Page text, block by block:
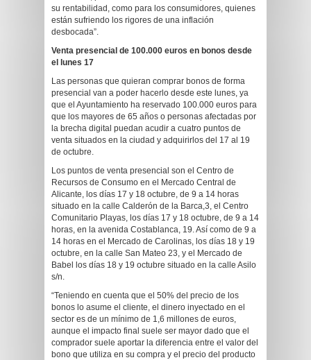
su rentabilidad, como para los consumidores, quienes
están sufriendo los rigores de una inflación
desbocada”.
Venta presencial de 100.000 euros en bonos desde
el lunes 17
Las personas que quieran comprar bonos de forma
presencial van a poder hacerlo desde este lunes, ya
que el Ayuntamiento ha reservado 100.000 euros para
que los mayores de 65 años o personas afectadas por
la brecha digital puedan acudir a cuatro puntos de
venta situados en la ciudad y adquirirlos del 17 al 19
de octubre.
Los puntos de venta presencial son el Centro de
Recursos de Consumo en el Mercado Central de
Alicante, los días 17 y 18 octubre, de 9 a 14 horas
situado en la calle Calderón de la Barca,3, el Centro
Comunitario Playas, los días 17 y 18 octubre, de 9 a 14
horas, en la avenida Costablanca, 19. Así como de 9 a
14 horas en el Mercado de Carolinas, los días 18 y 19
octubre, en la calle San Mateo 23, y el Mercado de
Babel los días 18 y 19 octubre situado en la calle Asilo
s/n.
“Teniendo en cuenta que el 50% del precio de los
bonos lo asume el cliente, el dinero inyectado en el
sector es de un mínimo de 1,6 millones de euros,
aunque el impacto final suele ser mayor dado que el
comprador suele aportar la diferencia entre el valor del
bono que utiliza en su compra y el precio del producto